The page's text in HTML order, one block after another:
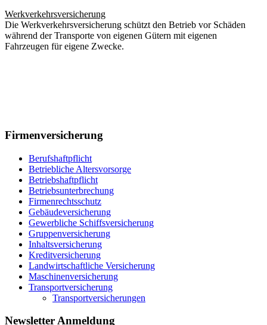
Werkverkehrsversicherung
Die Werkverkehrsversicherung schützt den Betrieb vor Schäden
während der Transporte von eigenen Gütern mit eigenen
Fahrzeugen für eigene Zwecke.
Firmenversicherung
Berufshaftpflicht
Betriebliche Altersvorsorge
Betriebshaftpflicht
Betriebsunterbrechung
Firmenrechtsschutz
Gebäudeversicherung
Gewerbliche Schiffsversicherung
Gruppenversicherung
Inhaltsversicherung
Kreditversicherung
Landwirtschaftliche Versicherung
Maschinenversicherung
Transportversicherung
Transportversicherungen
Newsletter Anmeldung